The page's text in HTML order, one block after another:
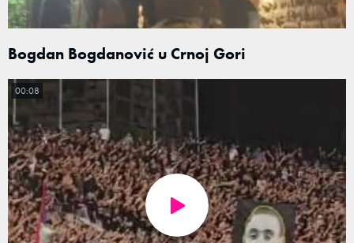
Bogdan Bogdanović u Crnoj Gori
00:08